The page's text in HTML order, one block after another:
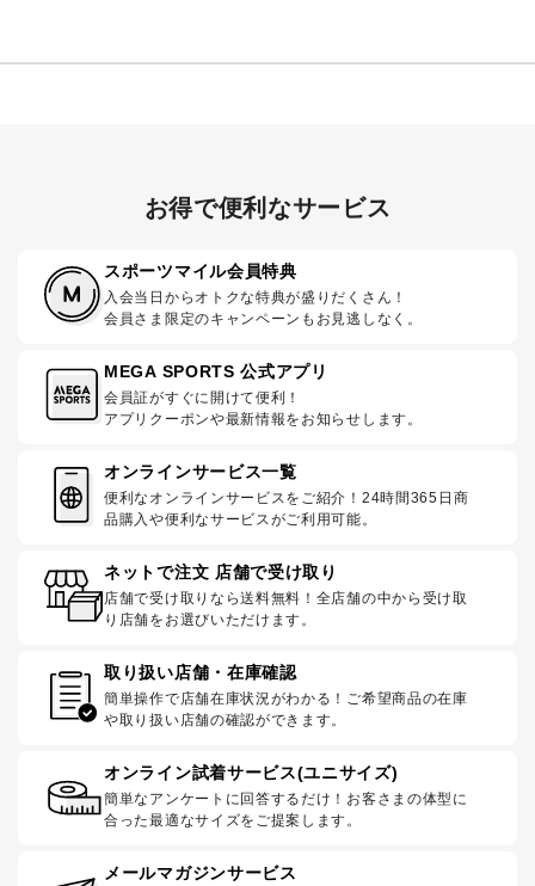
お得で便利なサービス
スポーツマイル会員特典
入会当日からオトクな特典が盛りだくさん！
会員さま限定のキャンペーンもお見逃しなく。
MEGA SPORTS 公式アプリ
会員証がすぐに開けて便利！
アプリクーポンや最新情報をお知らせします。
オンラインサービス一覧
便利なオンラインサービスをご紹介！24時間365日商
品購入や便利なサービスがご利用可能。
ネットで注文 店舗で受け取り
店舗で受け取りなら送料無料！全店舗の中から受け取
り店舗をお選びいただけます。
取り扱い店舗・在庫確認
簡単操作で店舗在庫状況がわかる！ご希望商品の在庫
や取り扱い店舗の確認ができます。
オンライン試着サービス(ユニサイズ)
簡単なアンケートに回答するだけ！お客さまの体型に
合った最適なサイズをご提案します。
メールマガジンサービス